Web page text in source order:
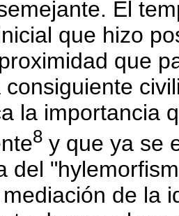
El
que hizo
que
consiguiente
la importancia
8 y que ya se
del
de la